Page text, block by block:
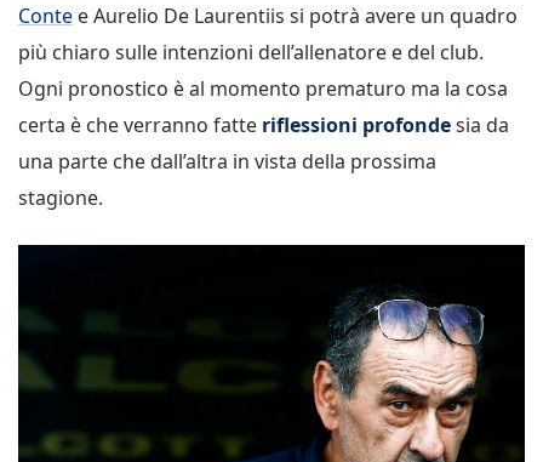
Conte e Aurelio De Laurentiis si potrà avere un quadro
più chiaro sulle intenzioni dell’allenatore e del club.
Ogni pronostico è al momento prematuro ma la cosa
certa è che verranno fatte riflessioni profondesia da
una parte che dall’altra in vista della prossima
stagione.